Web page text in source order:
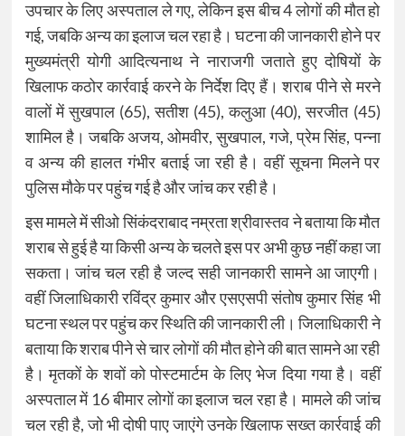
उपचार के लिए अस्पताल ले गए, लेकिन इस बीच 4 लोगों की मौत हो
गई, जबकि अन्य का इलाज चल रहा है। घटना की जानकारी होने पर
मुख्यमंत्री योगी आदित्यनाथ ने नाराजगी जताते हुए दोषियों के
खिलाफ कठोर कार्रवाई करने के निर्देश दिए हैं। शराब पीने से मरने
वालों में सुखपाल (65), सतीश (45), कलुआ (40), सरजीत (45)
शामिल है। जबकि अजय, ओमवीर, सुखपाल, गजे, प्रेम सिंह, पन्ना
व अन्य की हालत गंभीर बताई जा रही है। वहीं सूचना मिलने पर
पुलिस मौके पर पहुंच गई है और जांच कर रही है।
इस मामले में सीओ सिंकंदराबाद नम्रता श्रीवास्तव ने बताया कि मौत
शराब से हुई है या किसी अन्य के चलते इस पर अभी कुछ नहीं कहा जा
सकता। जांच चल रही है जल्द सही जानकारी सामने आ जाएगी।
वहीं जिलाधिकारी रविंद्र कुमार और एसएसपी संतोष कुमार सिंह भी
घटना स्थल पर पहुंच कर स्थिति की जानकारी ली। जिलाधिकारी ने
बताया कि शराब पीने से चार लोगों की मौत होने की बात सामने आ रही
है। मृतकों के शवों को पोस्टमार्टम के लिए भेज दिया गया है। वहीं
अस्पताल में 16 बीमार लोगों का इलाज चल रहा है। मामले की जांच
चल रही है, जो भी दोषी पाए जाएंगे उनके खिलाफ सख्त कार्रवाई की